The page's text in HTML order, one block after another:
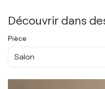
Découvrir dans
Pièce
Salon